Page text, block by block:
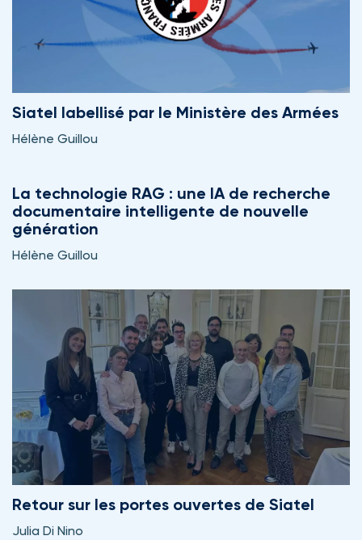
Siatel labellisé par le Ministère des Armées
Hélène Guillou
La technologie RAG : une IA de recherche
documentaire intelligente de nouvelle
génération
Hélène Guillou
Retour sur les portes ouvertes de Siatel
Julia Di Nino